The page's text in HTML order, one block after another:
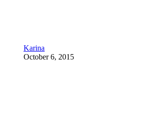
Karina
October 6, 2015